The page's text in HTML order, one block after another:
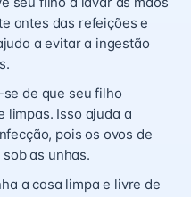
antes das refeições e
a evitar a ingestão
de que seu filho
limpas. Isso ajuda a
pois os ovos de
as unhas.
a casa limpa e livre de